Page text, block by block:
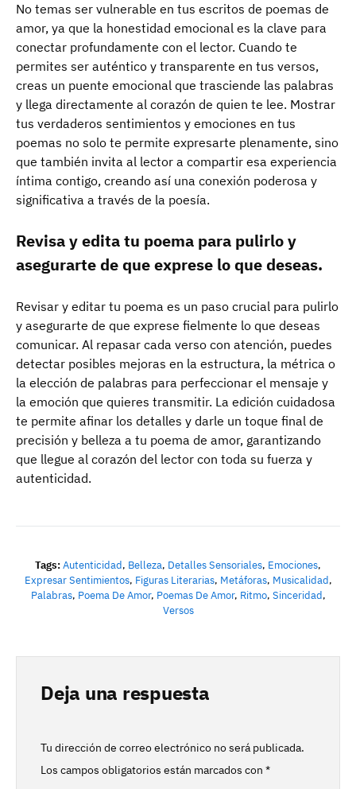
No temas ser vulnerable en tus escritos de poemas de
amor, ya que la honestidad emocional es la clave para
conectar profundamente con el lector. Cuando te
permites ser auténtico y transparente en tus versos,
creas un puente emocional que trasciende las palabras
y llega directamente al corazón de quien te lee. Mostrar
tus verdaderos sentimientos y emociones en tus
poemas no solo te permite expresarte plenamente, sino
que también invita al lector a compartir esa experiencia
íntima contigo, creando así una conexión poderosa y
significativa a través de la poesía.
Revisa y edita tu poema para pulirlo y
asegurarte de que exprese lo que deseas.
Revisar y editar tu poema es un paso crucial para pulirlo
y asegurarte de que exprese fielmente lo que deseas
comunicar. Al repasar cada verso con atención, puedes
detectar posibles mejoras en la estructura, la métrica o
la elección de palabras para perfeccionar el mensaje y
la emoción que quieres transmitir. La edición cuidadosa
te permite afinar los detalles y darle un toque final de
precisión y belleza a tu poema de amor, garantizando
que llegue al corazón del lector con toda su fuerza y
autenticidad.
Tags:Autenticidad, Belleza, Detalles Sensoriales, Emociones,
Expresar Sentimientos, Figuras Literarias, Metáforas, Musicalidad,
Palabras, Poema De Amor, Poemas De Amor, Ritmo, Sinceridad,
Versos
Deja una respuesta
Tu dirección de correo electrónico no será publicada.
Los campos obligatorios están marcados con *